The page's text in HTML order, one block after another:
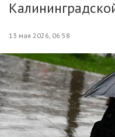
13 мая 2026, 06:58